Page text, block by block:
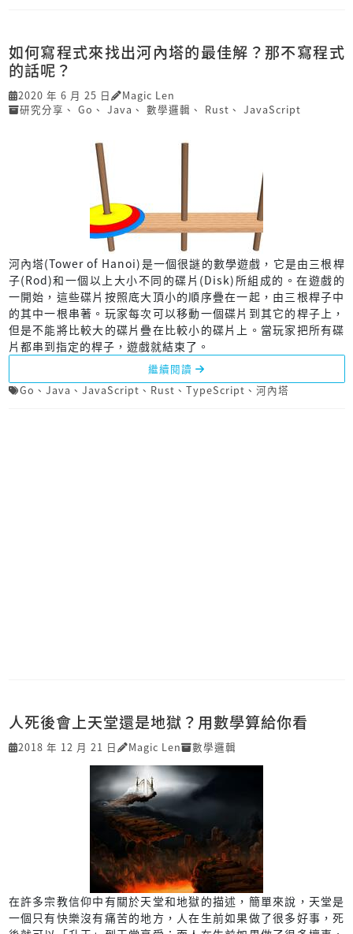
如何寫程式來找出河內塔的最佳解？那不寫程式
的話呢？
2020 年 6 月 25 日
Magic Len
研究分享 、 Go 、 Java 、 數學邏輯 、 Rust 、 JavaScript
河內塔(Tower of Hanoi)是一個很謎的數學遊戲，它是由三根桿
子(Rod)和一個以上大小不同的碟片(Disk)所組成的。在遊戲的
一開始，這些碟片按照底大頂小的順序疊在一起，由三根桿子中
的其中一根串著。玩家每次可以移動一個碟片到其它的桿子上，
但是不能將比較大的碟片疊在比較小的碟片上。當玩家把所有碟
片都串到指定的桿子，遊戲就結束了。
繼續閱讀
Go 、 Java 、 JavaScript 、 Rust 、 TypeScript 、 河內塔
人死後會上天堂還是地獄？用數學算給你看
2018 年 12 月 21 日 Magic Len 數學邏輯
在許多宗教信仰中有關於天堂和地獄的描述，簡單來說，天堂是
一個只有快樂沒有痛苦的地方，人在生前如果做了很多好事，死